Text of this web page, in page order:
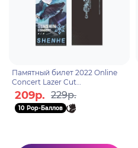
Памятный билет 2022 Online
Concert Lazer Cut
Commemorative Ticket Shenhe
6975213684863
209р. 229р.
10 Pop-Баллов